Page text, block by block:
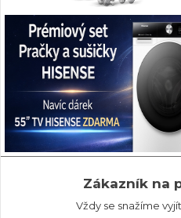
Zákazník na
Vždy se snažíme